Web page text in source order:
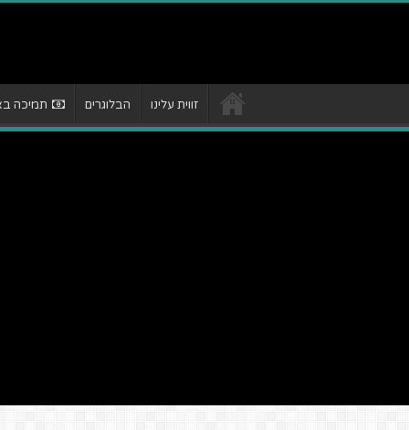
זווית עלינו הבלוגרים תמיכה